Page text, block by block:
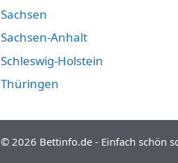
Sachsen
Sachsen-Anhalt
Schleswig-Holstein
Thüringen
© 2026 Bettinfo.de - Einfach schön